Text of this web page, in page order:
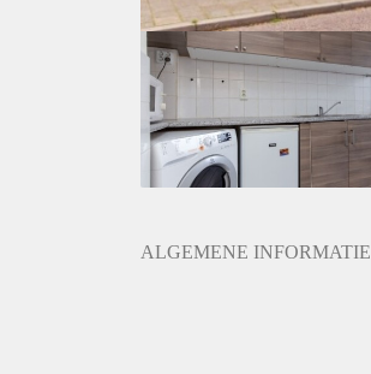
ALGEMENE INFORMATIE